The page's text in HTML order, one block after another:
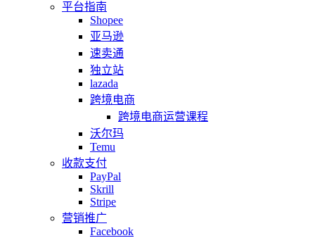
平台指南
Shopee
亚马逊
速卖通
独立站
lazada
跨境电商
跨境电商运营课程
沃尔玛
Temu
收款支付
PayPal
Skrill
Stripe
营销推广
Facebook